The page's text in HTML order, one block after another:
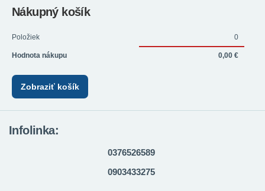
Nákupný košík
Položiek 0
Hodnota nákupu 0,00 €
Zobraziť košík
Infolinka:
0376526589
0903433275